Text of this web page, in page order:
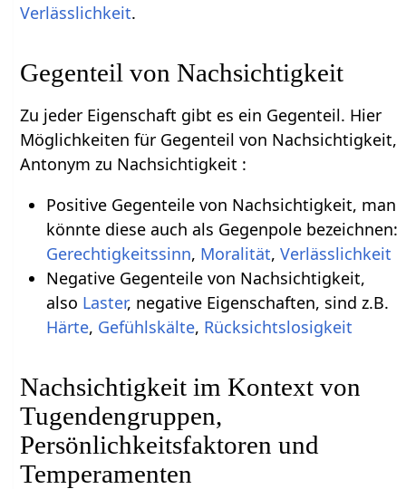
Verlässlichkeit.
Gegenteil von Nachsichtigkeit
Zu jeder Eigenschaft gibt es ein Gegenteil. Hier
Möglichkeiten für Gegenteil von Nachsichtigkeit,
Antonym zu Nachsichtigkeit :
Positive Gegenteile von Nachsichtigkeit, man
könnte diese auch als Gegenpole bezeichnen:
Gerechtigkeitssinn, Moralität, Verlässlichkeit
Negative Gegenteile von Nachsichtigkeit,
also Laster, negative Eigenschaften, sind z.B.
Härte, Gefühlskälte, Rücksichtslosigkeit
Nachsichtigkeit im Kontext von
Tugendengruppen,
Persönlichkeitsfaktoren und
Temperamenten